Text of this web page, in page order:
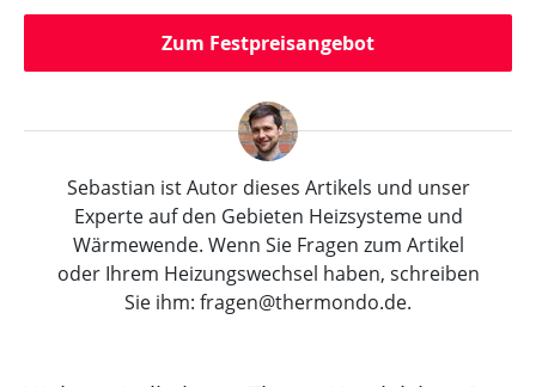
Zum Festpreisangebot
Sebastian ist Autor dieses Artikels und unser
Experte auf den Gebieten Heizsysteme und
Wärmewende. Wenn Sie Fragen zum Artikel
oder Ihrem Heizungswechsel haben, schreiben
Sie ihm: fragen@thermondo.de.